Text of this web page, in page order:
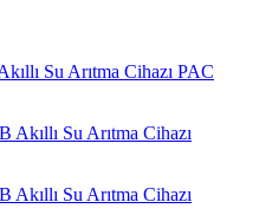
Su Arıtma Cihazı PAC